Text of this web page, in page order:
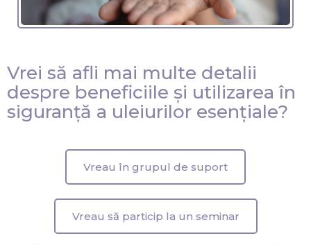
Vrei să afli mai multe detalii
despre beneficiile și utilizarea în
siguranță a uleiurilor esențiale?
Vreau în grupul de suport
Vreau să particip la un seminar